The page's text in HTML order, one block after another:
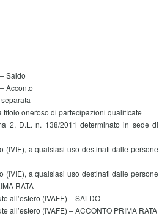
Saldo
Acconto
oneroso di partecipazioni qualificate
2, D.L. n. 138/2011 determinato in sede di
(IVIE), a qualsiasi uso destinati dalle persone
(IVIE), a qualsiasi uso destinati dalle persone
RATA
all’estero (IVAFE) – SALDO
all’estero (IVAFE) – ACCONTO PRIMA RATA